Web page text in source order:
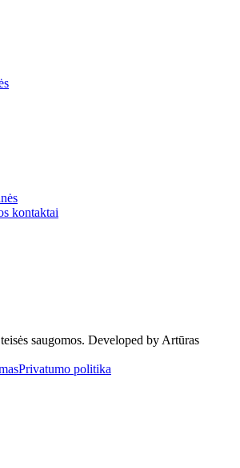
kontaktai
saugomos. Developed by Artūras
Privatumo politika